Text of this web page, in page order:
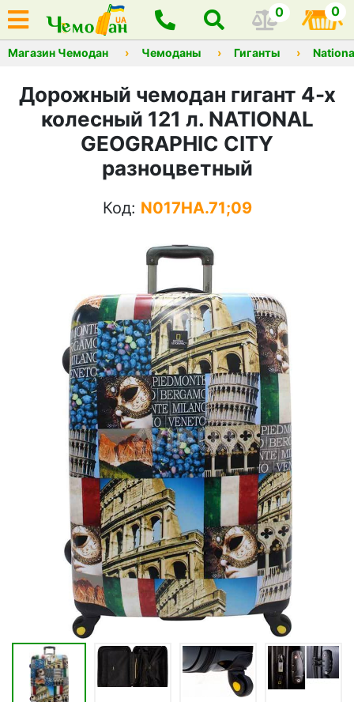
0 0
Магазин Чемодан Чемоданы Гиганты
Дорожный чемодан гигант 4-х
колесный 121 л. NATIONAL
GEOGRAPHIC CITY
разноцветный
Код: N017HA.71;09